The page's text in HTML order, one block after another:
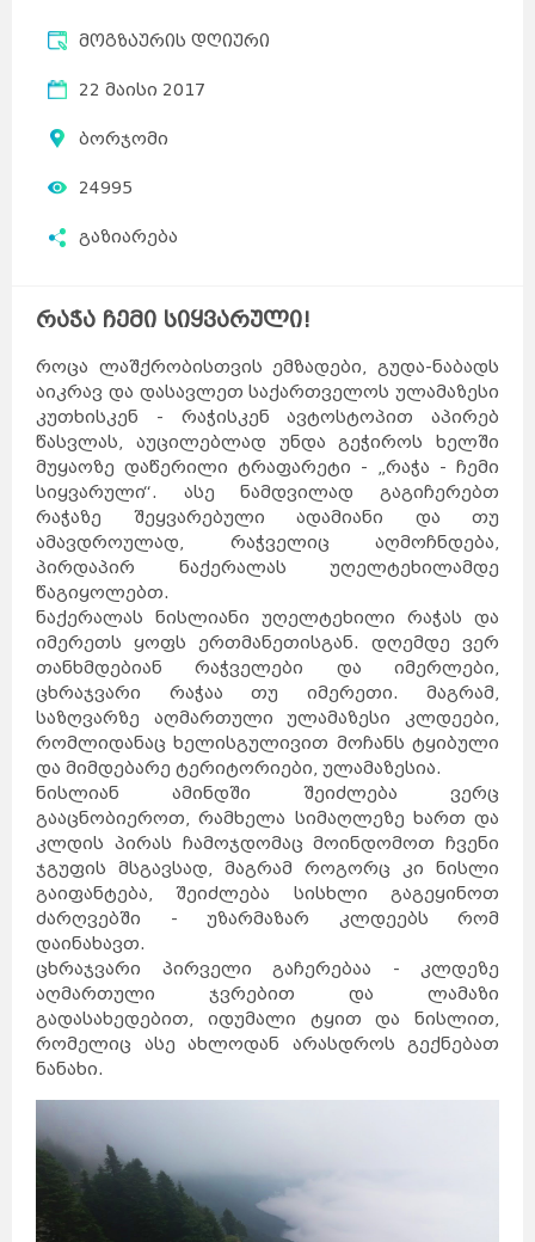
მოგზაურის დღიური
22 მაისი 2017
ბორჯომი
24995
გაზიარება
რაჭა ჩემი სიყვარული!
როცა ლაშქრობისთვის ემზადები, გუდა-ნაბადს
აიკრავ და დასავლეთ საქართველოს ულამაზესი
კუთხისკენ - რაჭისკენ ავტოსტოპით აპირებ
წასვლას, აუცილებლად უნდა გეჭიროს ხელში
მუყაოზე დაწერილი ტრაფარეტი - „რაჭა - ჩემი
სიყვარული“. ასე ნამდვილად გაგიჩერებთ
რაჭაზე შეყვარებული ადამიანი და თუ
ამავდროულად, რაჭველიც აღმოჩნდება,
პირდაპირ ნაქერალას უღელტეხილამდე
წაგიყოლებთ.
ნაქერალას ნისლიანი უღელტეხილი რაჭას და
იმერეთს ყოფს ერთმანეთისგან. დღემდე ვერ
თანხმდებიან რაჭველები და იმერლები,
ცხრაჯვარი რაჭაა თუ იმერეთი. მაგრამ,
საზღვარზე აღმართული ულამაზესი კლდეები,
რომლიდანაც ხელისგულივით მოჩანს ტყიბული
და მიმდებარე ტერიტორიები, ულამაზესია.
ნისლიან ამინდში შეიძლება ვერც
გააცნობიეროთ, რამხელა სიმაღლეზე ხართ და
კლდის პირას ჩამოჯდომაც მოინდომოთ ჩვენი
ჯგუფის მსგავსად, მაგრამ როგორც კი ნისლი
გაიფანტება, შეიძლება სისხლი გაგეყინოთ
ძარღვებში - უზარმაზარ კლდეებს რომ
დაინახავთ.
ცხრაჯვარი პირველი გაჩერებაა - კლდეზე
აღმართული ჯვრებით და ლამაზი
გადასახედებით, იდუმალი ტყით და ნისლით,
რომელიც ასე ახლოდან არასდროს გექნებათ
ნანახი.